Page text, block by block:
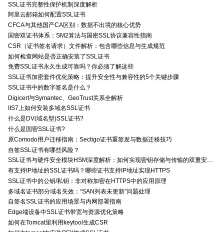
SSL证书完整性保护机制深度解析
阿里云邮箱如何配置SSL证书
CFCA与其他国产CA区别：数据不出境的核心优势
国密双证书体系：SM2算法与国密SSL协议兼容性指南
CSR（证书签名请求）文件解析：包含哪些信息与生成规范
如何检查网站是否正确安装了SSL证书
免费SSL证书永久生成可靠吗？你必须了解这些
SSL证书加密套件优化策略：提升安全性与兼容性的5个关键步骤
SSL证书中的数字签名是什么？
Digicert与Symantec、GeoTrust关系全解析
IIS7上如何安装多域名SSL证书
什么是DV(域名型)SSL证书?
什么是国密SSL证书?
原Comodo用户迁移指南：Sectigo证书重签发与数据迁移技巧
自签SSL证书有哪些风险？
SSL证书与硬件安全模块HSM深度解析：如何实现密钥存储与传输的双重安全防护？
有支持IP地址的SSL证书吗？哪些证书支持IP地址实现HTTPS
SSL证书中的公钥/私钥：非对称加密在HTTPS中的应用原理
多域名证书部分域名失效：“SAN列表未更新”问题处理
自签名SSL证书的应用场景与内网部署指南
Edge端设备中SSL证书带宽与资源优化策略
如何在Tomcat里利用keytool生成CSR